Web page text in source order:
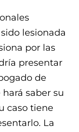
lesionada
por las
presentar
de
hará saber su
caso tiene
La